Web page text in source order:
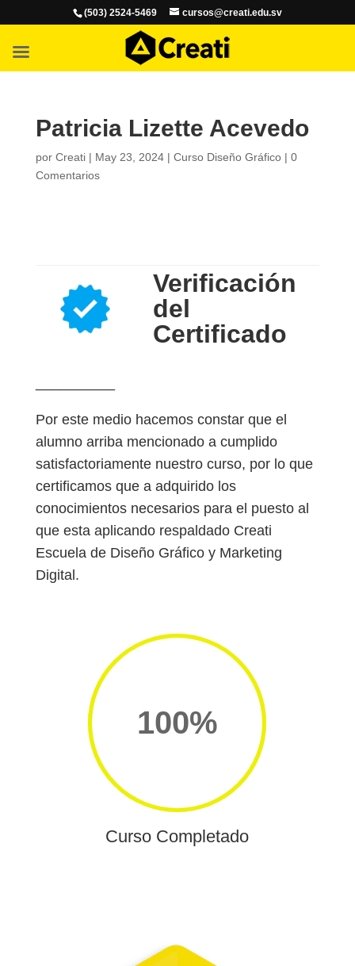
(503) 2524-5469 cursos@creati.edu.sv
Patricia Lizette Acevedo
por Creati| May 23, 2024| Curso Diseño Gráfico| 0
Comentarios
Verificación
del
Certificado
Por este medio hacemos constar que el
alumno arriba mencionado a cumplido
satisfactoriamente nuestro curso, por lo que
certificamos que a adquirido los
conocimientos necesarios para el puesto al
que esta aplicando respaldado Creati
Escuela de Diseño Gráfico y Marketing
Digital.
100%
Curso Completado